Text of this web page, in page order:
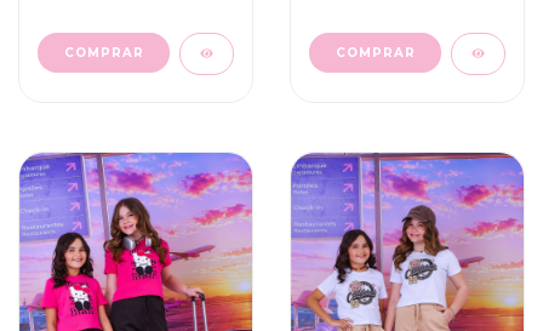
COMPRAR COMPRAR